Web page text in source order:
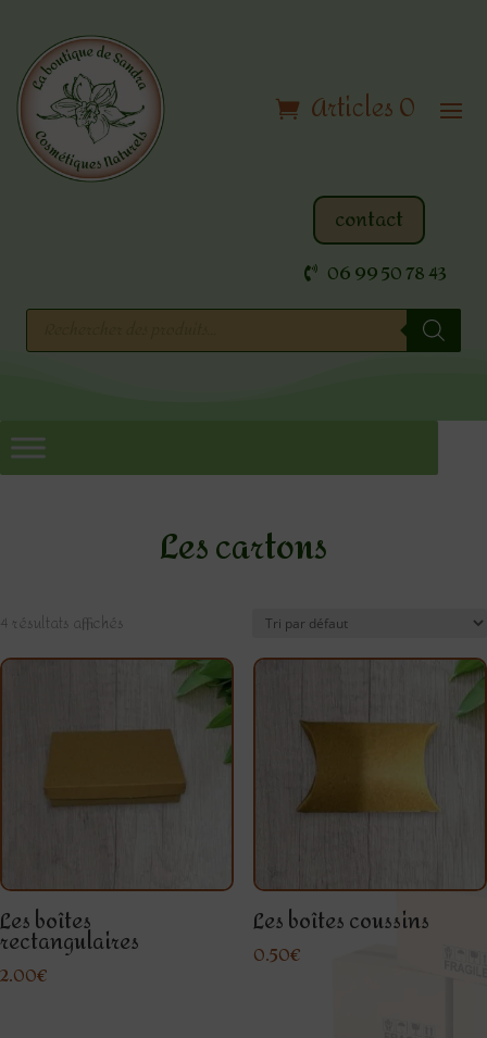
Articles 0
contact
06 99 50 78 43
Recherche
produits
Les cartons
4 résultats affichés
Les boîtes
rectangulaires
2.00€
Les boîtes coussins
0.50€